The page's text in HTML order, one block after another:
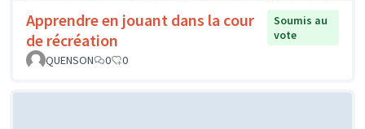
Apprendre en jouant dans la cour
de récréation
Soumis au
vote
QUENSON
0 0